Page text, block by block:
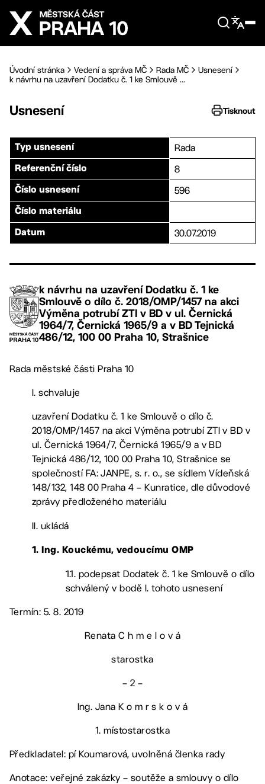
Přejít na hlavní obsah
Úvodní stránka Vedení a správa MČ Rada MČ
Usnesení
k návrhu na uzavření Dodatku č. 1 ke Smlouvě ...
Usnesení Tisknout
Typ usnesení Rada
Referenční číslo 8
Číslo usnesení 596
Číslo materiálu
Datum 30.07.2019
k návrhu na uzavření Dodatku č. 1 ke
Smlouvě o dílo č. 2018/OMP/1457 na akci
Výměna potrubí ZTI v BD v ul. Černická
1964/7, Černická 1965/9 a v BD Tejnická
486/12, 100 00 Praha 10, Strašnice
Rada městské části Praha 10
I. schvaluje
uzavření Dodatku č. 1 ke Smlouvě o dílo č.
2018/OMP/1457 na akci Výměna potrubí ZTI v BD v
ul. Černická 1964/7, Černická 1965/9 a v BD
Tejnická 486/12, 100 00 Praha 10, Strašnice se
společností FA: JANPE, s. r. o., se sídlem Vídeňská
148/132, 148 00 Praha 4 – Kunratice, dle důvodové
zprávy předloženého materiálu
II. ukládá
1. Ing. Kouckému, vedoucímu OMP
1.1. podepsat Dodatek č. 1 ke Smlouvě o dílo
schválený v bodě I. tohoto usnesení
Termín: 5. 8. 2019
Renata C h m e l o v á
starostka
– 2 –
Ing. Jana K o m r s k o v á
1. místostarostka
Předkladatel: pí Koumarová, uvolněná členka rady
Anotace: veřejné zakázky – soutěže a smlouvy o dílo